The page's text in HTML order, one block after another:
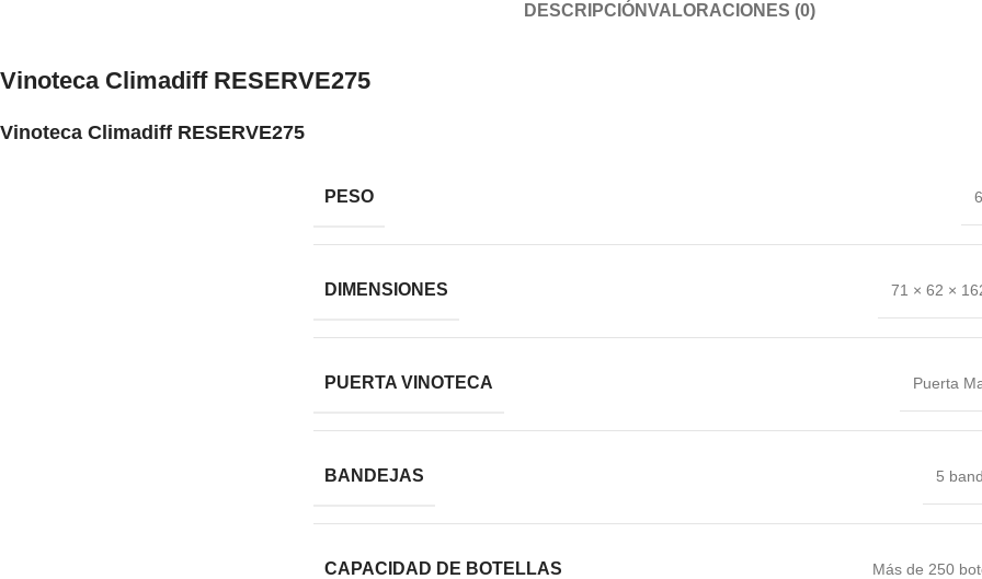
DESCRIPCIÓNVALORACIONES (0)
Vinoteca Climadiff RESERVE275
Vinoteca Climadiff RESERVE275
PESO
DIMENSIONES 71 × 62 ×
PUERTA VINOTECA Puerta
BANDEJAS 5
CAPACIDAD DE BOTELLAS Más de 250